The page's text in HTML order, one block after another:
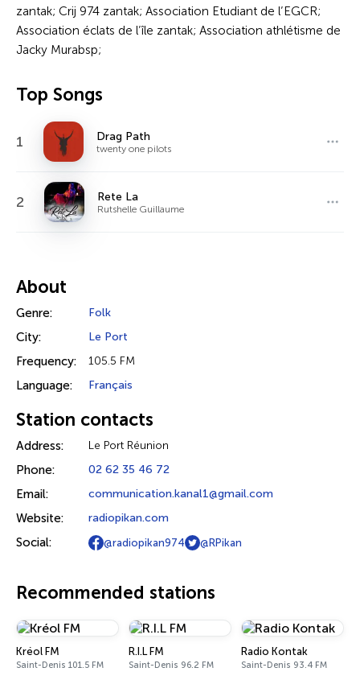
zantak; Crij 974 zantak; Association Etudiant de l’EGCR;
Association éclats de l’île zantak; Association athlétisme de
Jacky Murabsp;
Top Songs
1 Drag Path
twenty one pilots
2 Rete La
Rutshelle Guillaume
About
Genre: Folk
City: Le Port
Frequency: 105.5 FM
Language: Français
Station contacts
Address: Le Port Réunion
Phone: 02 62 35 46 72
Email: communication.kanal1@gmail.com
Website: radiopikan.com
Social: @radiopikan974 @RPikan
Recommended stations
Kréol FM
Saint-Denis 101.5 FM
R.I.L FM
Saint-Denis 96.2 FM
Radio Kontak
Saint-Denis 93.4 FM